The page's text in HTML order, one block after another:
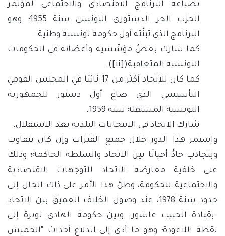
بصياغة البرنامج الاقتصادي والاجتماعي لمؤتمر
الحزب الحر الدستوري التونسي سنة 1955؛ وهو
البرنامج الذي تبنَّته أول حكومة تونسية وطنية.
كما شارك بعضُ مؤسِّسيه وأعضائه في الحكومات
التونسية المتعاقبة(
).
كما كان للاتحاد أكثر من 17 نائبًا في المجلس القومي
التأسيسي الذي صاغ أول دستور للجمهورية
التونسية المستقلة سنة 1959.
شارك الاتحاد في الانتخابات البلدية بعد الاستقلال.
واستمر هذا الدور خلال جميع الفترات وإن كان بتفاوت
وبتجاذب حادٍّ أحيانًا بين الاتحاد والسلطة الحاكمة؛ وذلك
على خلفية معارضة الاتحاد للتوجهات الاقتصادية
والاجتماعية للحكومة، وظلَّ هذا الأمر على ذاك الحال إلى
حدود سنة 1978، عند وصول الخلاف العميق بين الاتحاد
-بقيادة الحبيب عاشور- وبين حكومة الهادي نويرة إلى
نقطة اللاعودة؛ وهو ما أدى إلى اندلاع أحداث “الخميس